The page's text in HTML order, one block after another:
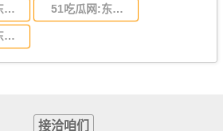
51吃瓜网:东莞到贵州省物流运输,东莞到贵州省物流公司 51吃瓜网:东莞到四川省物流专线,东莞到四川省物流公司
51吃瓜网:东莞到广西物流专线,东莞到广西物流公司
接洽咱们